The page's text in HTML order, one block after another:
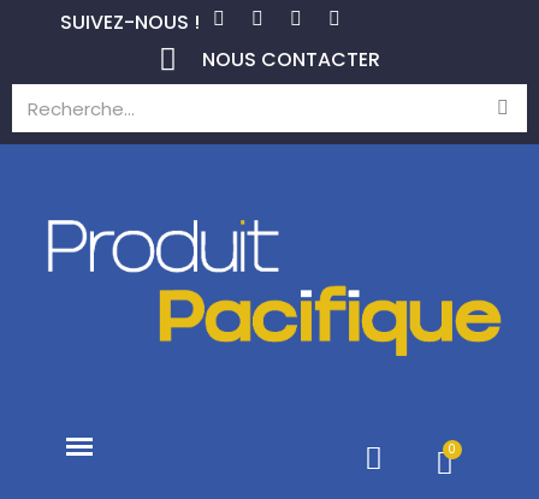
SUIVEZ-NOUS !
NOUS CONTACTER